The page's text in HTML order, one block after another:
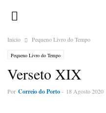
Inicio Pequeno Livro do Tempo
Pequeno Livro do Tempo
Verseto XIX
Por Correio do Porto- 18 Agosto 2020